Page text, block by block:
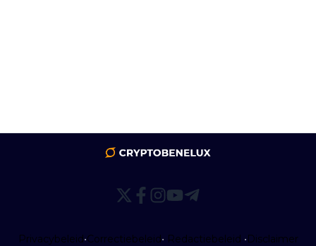
Privacybeleid•Correctiebeleid• Redactiebeleid •Disclaimer